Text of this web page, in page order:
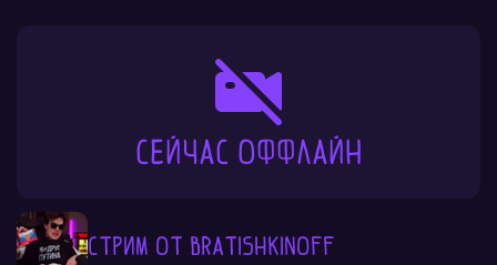
Стрим от bratishkinoff
Сейчас оффлайн